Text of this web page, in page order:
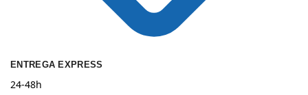
ENTREGA EXPRESS
24-48h